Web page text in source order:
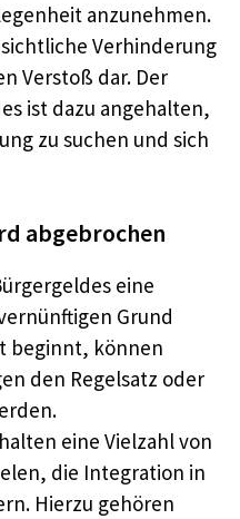
anzunehmen.
Verhinderung
Verstoß dar. Der
ist dazu angehalten,
zu suchen und sich
abgebrochen
eine
Grund
beginnt, können
den Regelsatz oder
eine Vielzahl von
die Integration in
Hierzu gehören